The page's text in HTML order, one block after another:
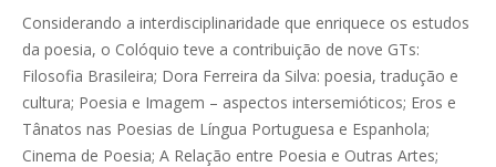
Considerando a interdisciplinaridade que enriquece os estudos
da poesia, o Colóquio teve a contribuição de nove GTs:
Filosofia Brasileira; Dora Ferreira da Silva: poesia, tradução e
cultura; Poesia e Imagem – aspectos intersemióticos; Eros e
Tânatos nas Poesias de Língua Portuguesa e Espanhola;
Cinema de Poesia; A Relação entre Poesia e Outras Artes;